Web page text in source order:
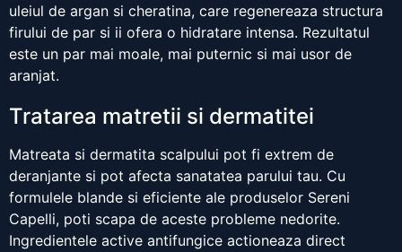
uleiul de argan si cheratina, care regenereaza structura
firului de par si ii ofera o hidratare intensa. Rezultatul
este un par mai moale, mai puternic si mai usor de
aranjat.
Tratarea matretii si dermatitei
Matreata si dermatita scalpului pot fi extrem de
deranjante si pot afecta sanatatea parului tau. Cu
formulele blande si eficiente ale produselor Sereni
Capelli, poti scapa de aceste probleme nedorite.
Ingredientele active antifungice actioneaza direct